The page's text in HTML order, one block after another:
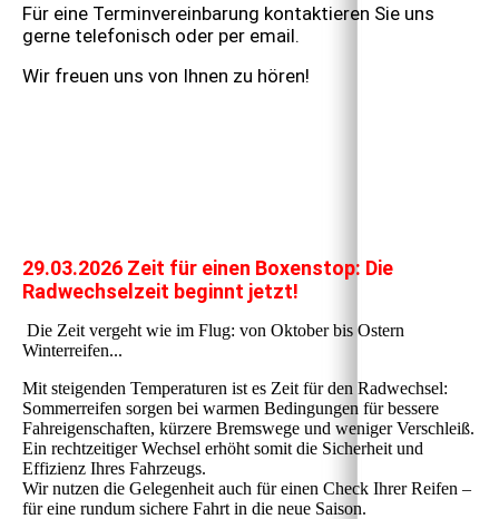
Für eine Terminvereinbarung kontaktieren Sie uns
gerne telefonisch oder per email.
Wir freuen uns von Ihnen zu hören!
29.03.2026 Zeit für einen Boxenstop: Die
Radwechselzeit beginnt jetzt!
Die Zeit vergeht wie im Flug: von Oktober bis Ostern
Winterreifen...
Mit steigenden Temperaturen ist es Zeit für den Radwechsel:
Sommerreifen sorgen bei warmen Bedingungen für bessere
Fahreigenschaften, kürzere Bremswege und weniger Verschleiß.
Ein rechtzeitiger Wechsel erhöht somit die Sicherheit und
Effizienz Ihres Fahrzeugs.
Wir nutzen die Gelegenheit auch für einen Check Ihrer Reifen –
für eine rundum sichere Fahrt in die neue Saison.